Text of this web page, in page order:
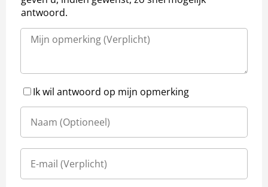
antwoord.
Ik wil antwoord op mijn opmerking